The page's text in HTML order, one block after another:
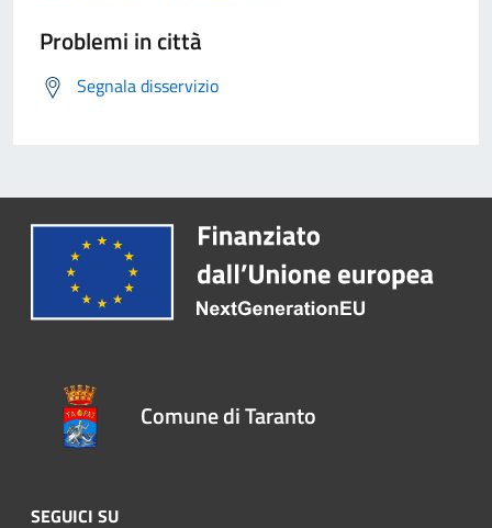
Problemi in città
Segnala disservizio
Comune di Taranto
SEGUICI SU